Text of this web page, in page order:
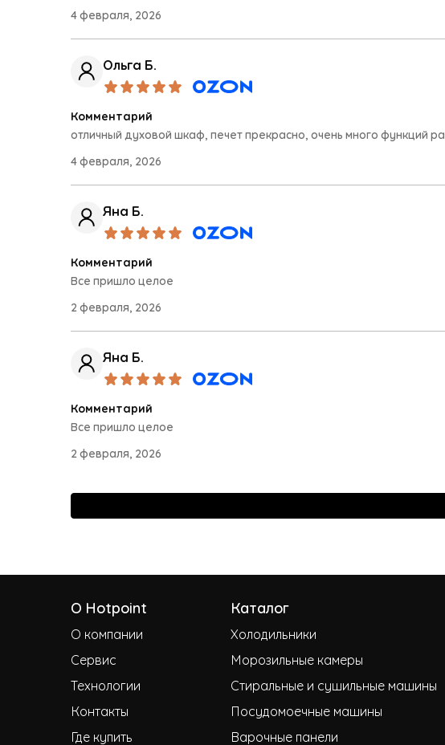
4 февраля, 2026
Ольга Б.
Комментарий
отличный духовой шкаф, печет прекрасно, очень много функций
4 февраля, 2026
Яна Б.
Комментарий
Все пришло целое
2 февраля, 2026
Яна Б.
Комментарий
Все пришло целое
2 февраля, 2026
О Hotpoint
О компании
Сервис
Технологии
Контакты
Где купить
Каталог
Холодильники
Морозильные камеры
Стиральные и сушильные машины
Посудомоечные машины
Варочные панели